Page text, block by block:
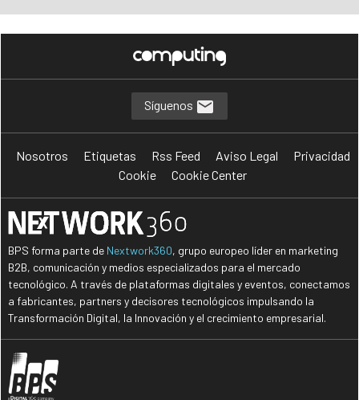
Síguenos
Nosotros Etiquetas Rss Feed Aviso Legal
Privacidad
Cookie
Cookie Center
BPS forma parte de Nextwork360, grupo europeo líder en marketing
B2B, comunicación y medios especializados para el mercado
tecnológico. A través de plataformas digitales y eventos, conectamos
a fabricantes, partners y decisores tecnológicos impulsando la
Transformación Digital, la Innovación y el crecimiento empresarial.